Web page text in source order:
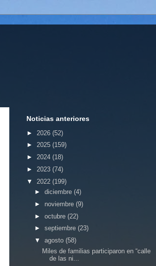
Noticias anteriores
► 2026 (52)
► 2025 (159)
► 2024 (18)
► 2023 (74)
▼ 2022 (199)
► diciembre (4)
► noviembre (9)
► octubre (22)
► septiembre (23)
▼ agosto (58)
Miles de familias participaron en “calle
de las ni...